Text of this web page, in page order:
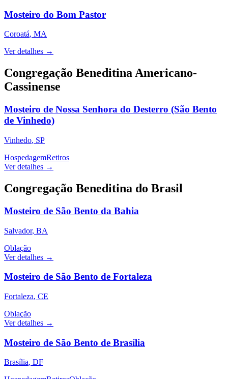
Mosteiro do Bom Pastor
Coroatá, MA
Ver detalhes →
Congregação Beneditina Americano-
Cassinense
Mosteiro de Nossa Senhora do Desterro (São Bento
de Vinhedo)
Vinhedo, SP
HospedagemRetiros
Ver detalhes →
Congregação Beneditina do Brasil
Mosteiro de São Bento da Bahia
Salvador, BA
Oblação
Ver detalhes →
Mosteiro de São Bento de Fortaleza
Fortaleza, CE
Oblação
Ver detalhes →
Mosteiro de São Bento de Brasília
Brasília, DF